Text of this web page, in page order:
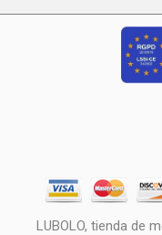
LUBOLO, tienda de